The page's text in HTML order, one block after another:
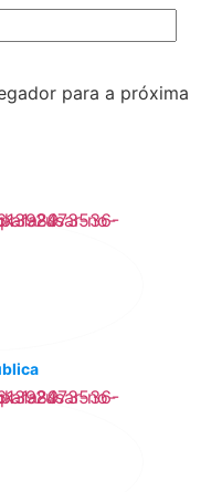
para a próxima